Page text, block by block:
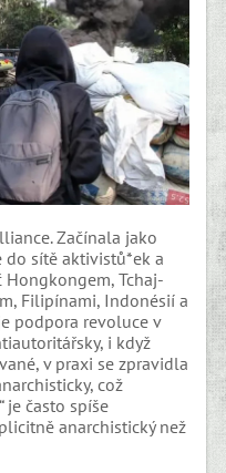
Začínala jako
do sítě aktivistů*ek a
Tchaj-
Filipínami, Indonésií a
podpora revoluce v
i když
v praxi se zpravidla
což
je často spíše
anarchistický než